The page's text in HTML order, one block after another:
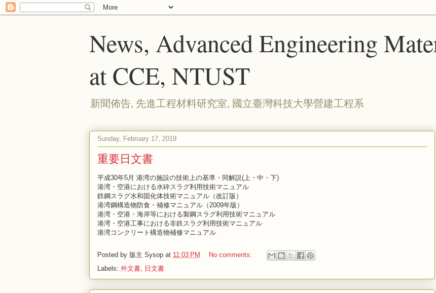
News, Advanced Engineering
at CCE, NTUST
新聞佈告, 先進工程材料研究室, 國立臺灣科技大學營建工程系
Sunday, February 17, 2019
重要日文書
平成30年5月 港湾の施設の技術上の基準・同解説(上・中・下)
港湾・空港における水砕スラグ利用技術マニュアル
鉄鋼スラグ水和固化体技術マニュアル（改訂版）
港湾鋼構造物防食・補修マニュアル（2009年版）
港湾・空港・海岸等における製鋼スラグ利用技術マニュアル
港湾・空港工事における非鉄スラグ利用技術マニュアル
港湾コンクリート構造物補修マニュアル
Posted by 版主 Sysop at 11:03 PM
No comments:
Labels: 外文書, 日文書